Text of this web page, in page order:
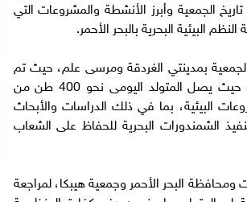
الجمعية وأبرز الأنشطة والمشروعات التي
البيئية البحرية بالبحر الأحمر.
بمدينتي الغردقة ومرسى علم، حيث تم
عرض مراحل جمع ونقل وإدارة المخلفات والتحديات التي تواجه المنظومة، حيث يصل المتولد اليومى نحو 400 طن من
البيئية، بما في ذلك الدراسات والأبحاث
الشمندورات البحرية للحفاظ على الشعاب
البحر الأحمر وجمعية هيبكا، لمراجعة